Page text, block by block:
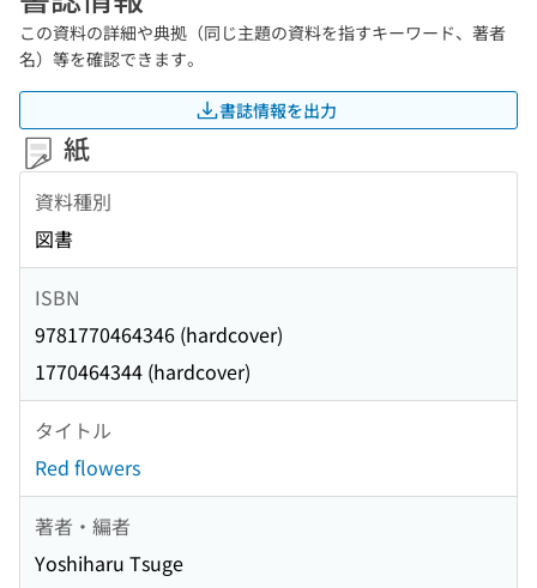
この資料の詳細や典拠（同じ主題の資料を指すキーワード、著者
名）等を確認できます。
書誌情報を出力
紙
資料種別
図書
ISBN
9781770464346 (hardcover)
1770464344 (hardcover)
タイトル
Red flowers
著者・編者
Yoshiharu Tsuge